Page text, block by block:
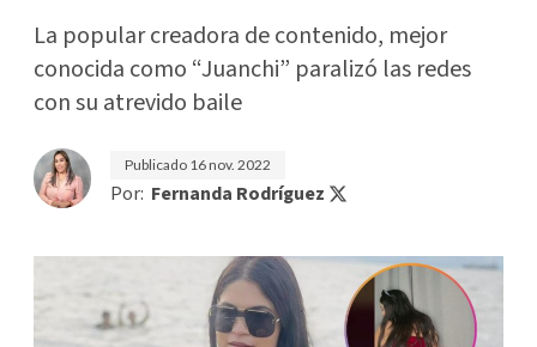
La popular creadora de contenido, mejor
conocida como “Juanchi” paralizó las redes
con su atrevido baile
Publicado 16 nov. 2022
Por: Fernanda Rodríguez